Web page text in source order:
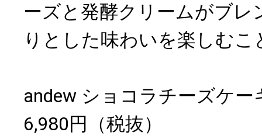
ーズと発酵クリームがブレ
りとした味わいを楽しむ
andew ショコラチーズケー
6,980円（税抜）